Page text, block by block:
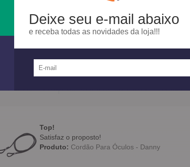
Deixe seu e-mail abaixo
e receba todas as novidades da loja!!!
nossa loja. 100% dos clientes
Top!
Satisfaz o proposto!
Produto:Cordão Para Óculos - Danny